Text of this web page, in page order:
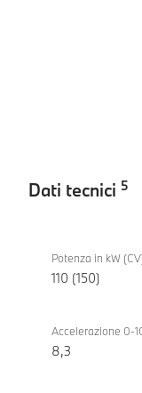
Dati tecnici 5
tecnici318d
Berlina
Potenza in kW
110 (150)
Accelerazione 0-
8,3